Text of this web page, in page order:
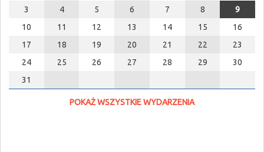
3
4 5 6 7 8
9
10
11 12 13 14 15
16
17
18 19 20 21 22
23
24
25 26 27 28 29
30
31
POKAŻ WSZYSTKIE WYDARZENIA